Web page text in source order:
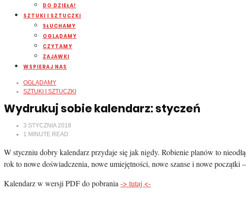
DO DZIEŁA!
SZTUKI I SZTUCZKI
SŁUCHAMY
OGLĄDAMY
CZYTAMY
ZAJAWKI
WSPIERAJ NAS
OGLĄDAMY
SZTUKI I SZTUCZKI
Wydrukuj sobie kalendarz: styczeń
3 STYCZNIA 2018
1 MINUTE READ
W styczniu dobry kalendarz przydaje się jak nigdy. Robienie planów to
rok to nowe doświadczenia, nowe umiejętności, nowe szanse i nowe początki
Kalendarz w wersji PDF do pobrania -> tutaj <-